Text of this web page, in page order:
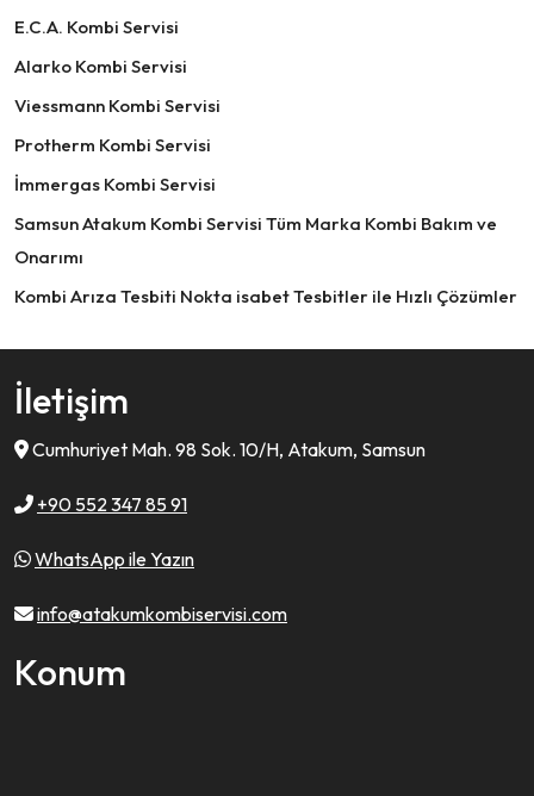
E.C.A. Kombi Servisi
Alarko Kombi Servisi
Viessmann Kombi Servisi
Protherm Kombi Servisi
İmmergas Kombi Servisi
Samsun Atakum Kombi Servisi Tüm Marka Kombi Bakım ve
Onarımı
Kombi Arıza Tesbiti Nokta isabet Tesbitler ile Hızlı Çözümler
İletişim
Cumhuriyet Mah. 98 Sok. 10/H, Atakum, Samsun
+90 552 347 85 91
WhatsApp ile Yazın
info@atakumkombiservisi.com
Konum